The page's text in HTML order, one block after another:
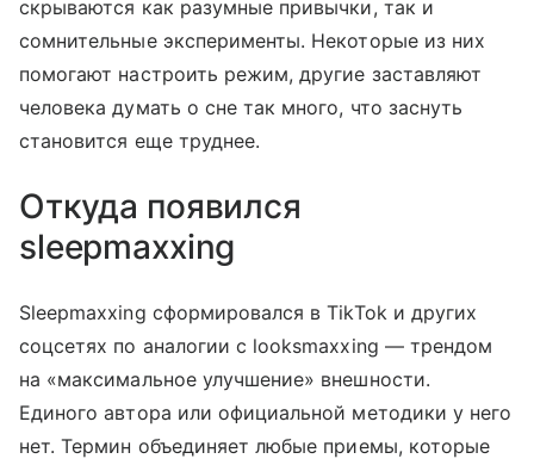
скрываются как разумные привычки, так и
сомнительные эксперименты. Некоторые из них
помогают настроить режим, другие заставляют
человека думать о сне так много, что заснуть
становится еще труднее.
Откуда появился
sleepmaxxing
Sleepmaxxing сформировался в TikTok и других
соцсетях по аналогии с looksmaxxing — трендом
на «максимальное улучшение» внешности.
Единого автора или официальной методики у него
нет. Термин объединяет любые приемы, которые